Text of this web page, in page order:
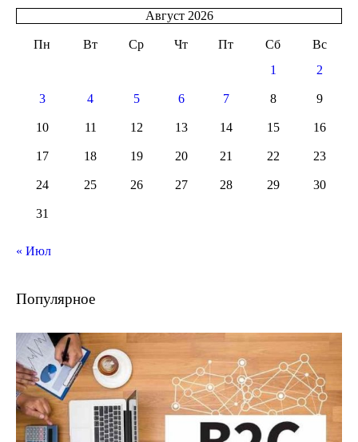
Август 2026
Пн Вт Ср Чт Пт Сб
Вс
1
2
3 4 5 6 7 8 9
10 11 12 13 14 15 16
17 18 19 20 21 22 23
24 25 26 27 28 29 30
31
« Июл
Популярное